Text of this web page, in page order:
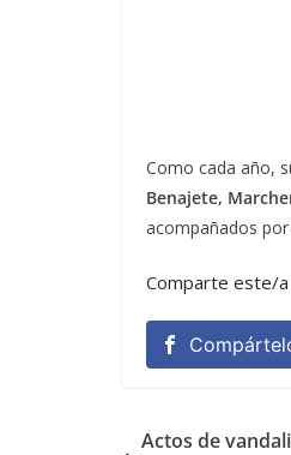
Como cada año,
Benajete,
acompañados
Comparte este/
Actos de